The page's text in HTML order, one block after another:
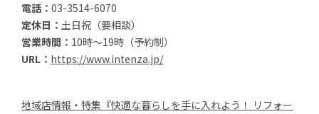
電話： 03-3514-6070
定休日： 土日祝（要相談）
営業時間： 10時～19時（予約制）
URL： https://www.intenza.jp/
地域店情報・特集『快適な暮らしを手に入れよう！ リフォー